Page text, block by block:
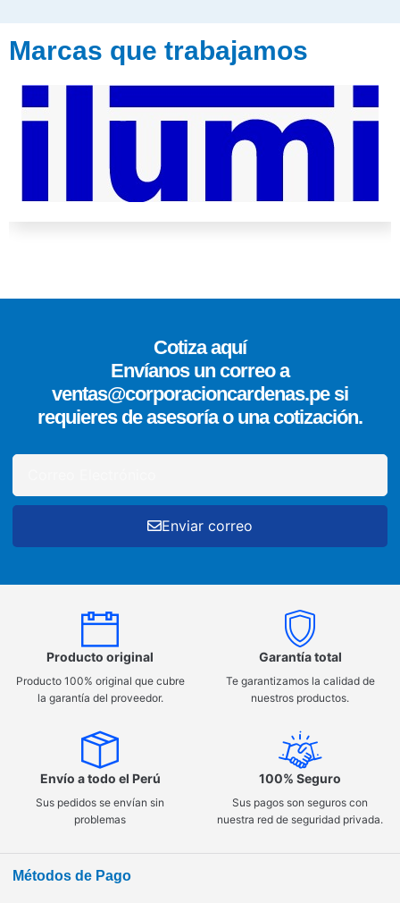
Marcas que trabajamos
Cotiza aquí
Envíanos un correo a
ventas@corporacioncardenas.pe si
requieres de asesoría o una cotización.
Enviar correo
Producto original
Producto 100% original que cubre
la garantía del proveedor.
Garantía total
Te garantizamos la calidad de
nuestros productos.
Envío a todo el Perú
Sus pedidos se envían sin
problemas
100% Seguro
Sus pagos son seguros con
nuestra red de seguridad privada.
Métodos de Pago